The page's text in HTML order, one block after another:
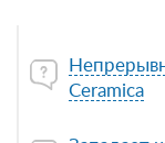
Ceramica